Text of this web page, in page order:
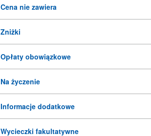
Cena nie zawiera
Zniżki
Opłaty obowiązkowe
Na życzenie
Informacje dodatkowe
Wycieczki fakultatywne